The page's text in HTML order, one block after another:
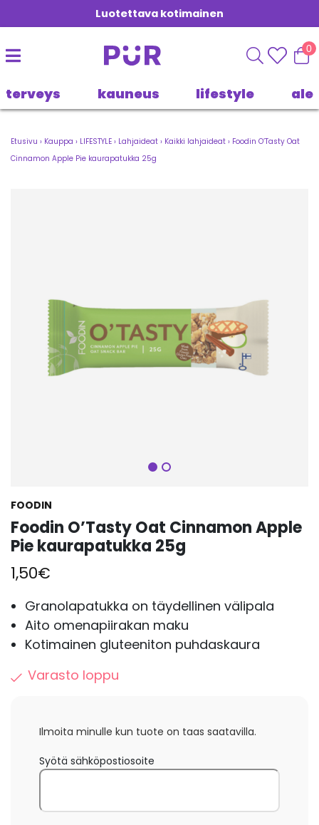
Luotettava kotimainen
0
terveys kauneus lifestyle ale
Etusivu › Kauppa › LIFESTYLE › Lahjaideat › Kaikki lahjaideat › Foodin O’Tasty Oat
Cinnamon Apple Pie kaurapatukka 25g
Seuraava
FOODIN
Foodin O’Tasty Oat Cinnamon Apple
Pie kaurapatukka 25g
1,50€
Granolapatukka on täydellinen välipala
Aito omenapiirakan maku
Kotimainen gluteeniton puhdaskaura
Varasto loppu
Ilmoita minulle kun tuote on taas saatavilla.
Syötä sähköpostiosoite